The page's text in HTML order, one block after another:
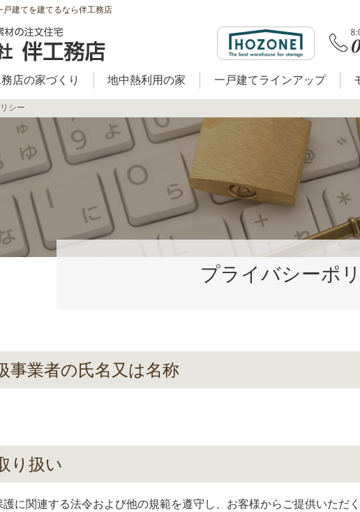
戸建てを建てるなら伴工務店
店の家づくり 地中熱利用の家 一戸建てラインアップ
シー
プライバシーポ
事業者の氏名又は名称
り扱い
に関連する法令および他の規範を遵守し、お客様からご提供いただ